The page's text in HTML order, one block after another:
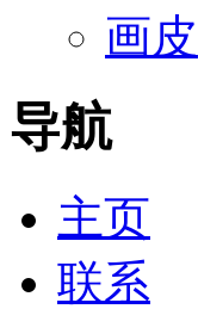
画皮
导航
主页
联系